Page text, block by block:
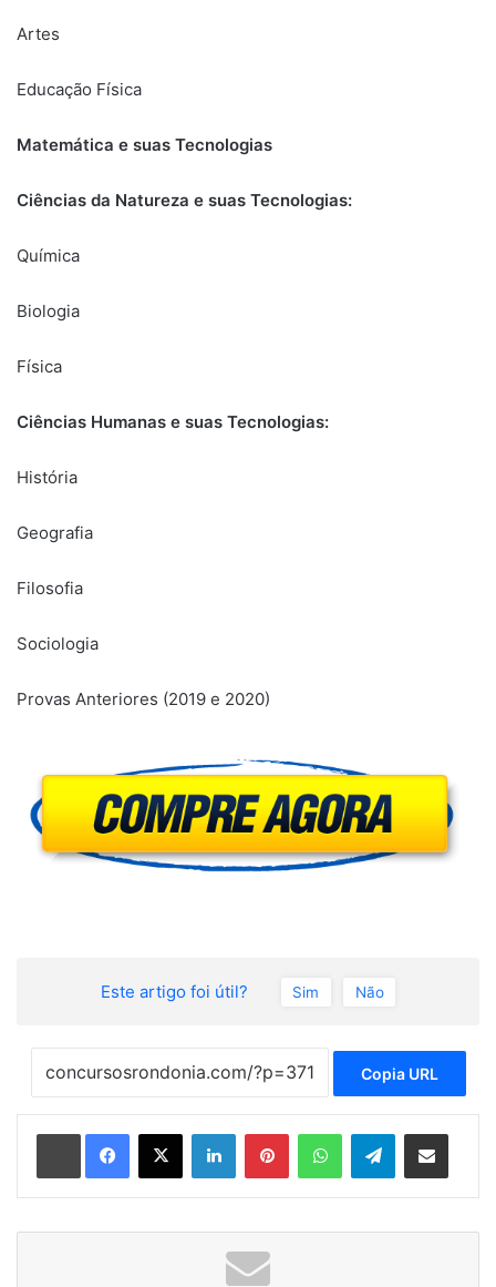
Artes
Educação Física
Matemática e suas Tecnologias
Ciências da Natureza e suas Tecnologias:
Química
Biologia
Física
Ciências Humanas e suas Tecnologias:
História
Geografia
Filosofia
Sociologia
Provas Anteriores (2019 e 2020)
Este artigo foi útil? Sim Não
Copia URL
LinkedinPinterestWhatsAppTelegramCompartilhar via e-mail